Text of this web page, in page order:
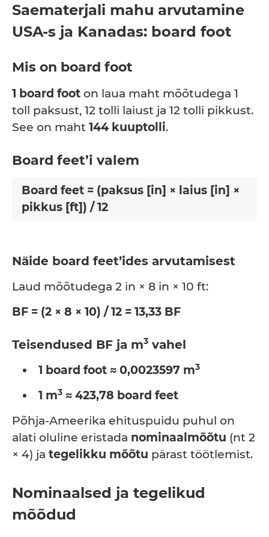
Saematerjali mahu arvutamine
USA-s ja Kanadas: board foot
Mis on board foot
1 board foot on laua maht mõõtudega 1
toll paksust, 12 tolli laiust ja 12 tolli pikkust.
See on maht 144 kuuptolli.
Board feet’i valem
Board feet = (paksus [in] × laius [in] ×
pikkus [ft]) / 12
Näide board feet’ides arvutamisest
Laud mõõtudega 2 in × 8 in × 10 ft:
BF = (2 × 8 × 10) / 12 = 13,33 BF
Teisendused BF ja m3 vahel
1 board foot ≈ 0,0023597 m3
1 m3 ≈ 423,78 board feet
Põhja-Ameerika ehituspuidu puhul on
alati oluline eristada nominaalmõõtu (nt 2
× 4) ja tegelikku mõõtu pärast töötlemist.
Nominaalsed ja tegelikud
mõõdud